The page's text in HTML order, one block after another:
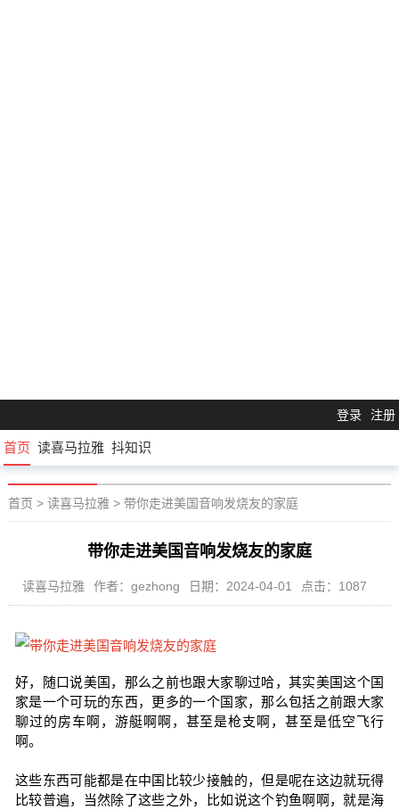
登录 注册
首页 读喜马拉雅 抖知识
首页 > 读喜马拉雅> 带你走进美国音响发烧友的家庭
带你走进美国音响发烧友的家庭
读喜马拉雅 作者：gezhong 日期：2024-04-01 点击：1087
好，随口说美国，那么之前也跟大家聊过哈，其实美国这个国
家是一个可玩的东西，更多的一个国家，那么包括之前跟大家
聊过的房车啊，游艇啊啊，甚至是枪支啊，甚至是低空飞行
啊。
这些东西可能都是在中国比较少接触的，但是呢在这边就玩得
比较普遍，当然除了这些之外，比如说这个钓鱼啊啊，就是海